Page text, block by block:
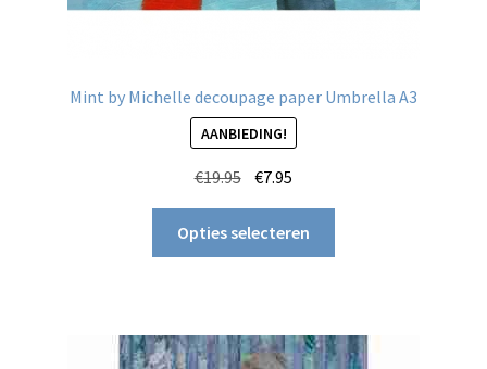
Mint by Michelle decoupage paper Umbrella A3
AANBIEDING!
€19.95 Oorspronkelijke
prijs
was:
€19.95.
€7.95
prijs
is:
€7.95.
Opties selecteren
Deze